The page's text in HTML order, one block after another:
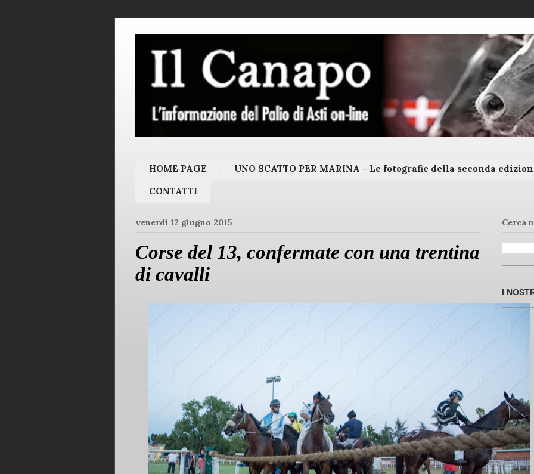
HOME PAGE UNO SCATTO PER MARINA - Le fotografie della seconda
CONTATTI
venerdì 12 giugno 2015
Corse del 13, confermate con una trentina
di cavalli
Cerca
I